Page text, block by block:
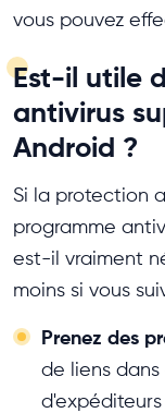
vous pouvez
Est-il utile
antivirus
Android ?
Si la protection
programme
est-il vraiment
moins si vous
Prenez des
de liens